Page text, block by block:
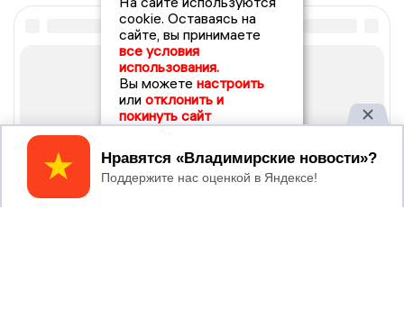
cookie. Оставаясь на
сайте, вы принимаете
все условия
использования.
Вы можете настроить
или отклонить и
покинуть сайт
Принять